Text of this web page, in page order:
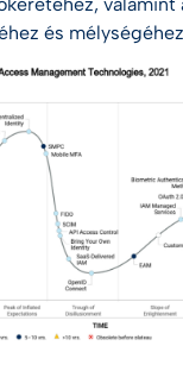
valamint
és